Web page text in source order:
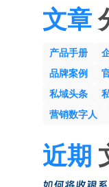
文章
产品手册
品牌案例
私域头条
营销数字人
近期